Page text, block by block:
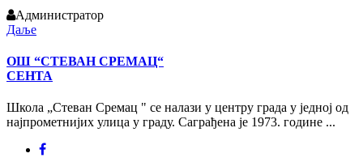
Администратор
Даље
ОШ “СТЕВАН СРЕМАЦ“
СЕНТА
Школа „Стеван Сремац " се налази у центру града у једној од
најпрометнијих улица у граду. Саграђена је 1973. године ...